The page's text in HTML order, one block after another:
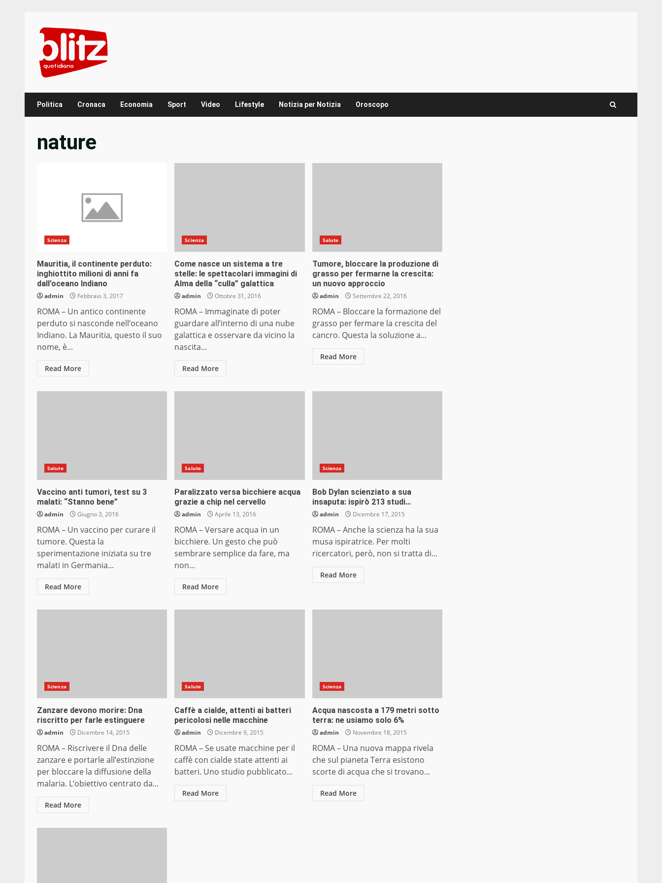
content
Politica Cronaca Economia Sport Video Lifestyle Notizia per Notizia Oroscopo
nature
Scienza
Mauritia, il continente perduto:
inghiottito milioni di anni fa
dall’oceano Indiano
admin Febbraio 3, 2017
ROMA – Un antico continente
perduto si nasconde nell’oceano
Indiano. La Mauritia, questo il suo
nome, è...
Read More
Scienza
Come nasce un sistema a tre
stelle: le spettacolari immagini di
Alma della “culla” galattica
admin Ottobre 31, 2016
ROMA – Immaginate di poter
guardare all’interno di una nube
galattica e osservare da vicino la
nascita...
Read More
Salute
Tumore, bloccare la produzione di
grasso per fermarne la crescita:
un nuovo approccio
admin Settembre 22, 2016
ROMA – Bloccare la formazione del
grasso per fermare la crescita del
cancro. Questa la soluzione a...
Read More
Salute
Vaccino anti tumori, test su 3
malati: “Stanno bene”
admin Giugno 3, 2016
ROMA – Un vaccino per curare il
tumore. Questa la
sperimentazione iniziata su tre
malati in Germania...
Read More
Salute
Paralizzato versa bicchiere acqua
grazie a chip nel cervello
admin Aprile 13, 2016
ROMA – Versare acqua in un
bicchiere. Un gesto che può
sembrare semplice da fare, ma
non...
Read More
Scienza
Bob Dylan scienziato a sua
insaputa: ispirò 213 studi…
admin Dicembre 17, 2015
ROMA – Anche la scienza ha la sua
musa ispiratrice. Per molti
ricercatori, però, non si tratta di...
Read More
Scienza
Zanzare devono morire: Dna
riscritto per farle estinguere
admin Dicembre 14, 2015
ROMA – Riscrivere il Dna delle
zanzare e portarle all’estinzione
per bloccare la diffusione della
malaria. L’obiettivo centrato da...
Read More
Salute
Caffè a cialde, attenti ai batteri
pericolosi nelle macchine
admin Dicembre 9, 2015
ROMA – Se usate macchine per il
caffè con cialde state attenti ai
batteri. Uno studio pubblicato...
Read More
Scienza
Acqua nascosta a 179 metri sotto
terra: ne usiamo solo 6%
admin Novembre 18, 2015
ROMA – Una nuova mappa rivela
che sul pianeta Terra esistono
scorte di acqua che si trovano...
Read More